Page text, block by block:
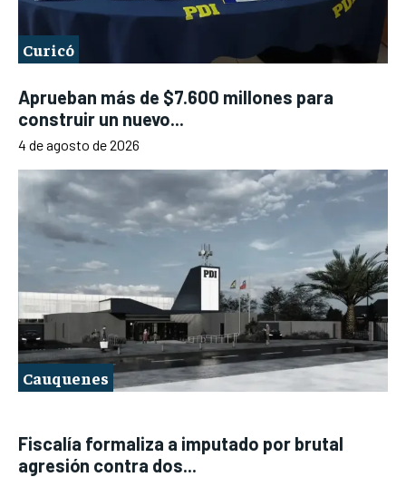
Curicó
Aprueban más de $7.600 millones para
construir un nuevo...
4 de agosto de 2026
Cauquenes
Fiscalía formaliza a imputado por brutal
agresión contra dos...